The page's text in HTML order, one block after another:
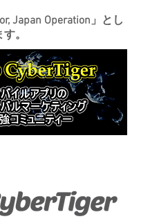
Japan Operation」とし
。